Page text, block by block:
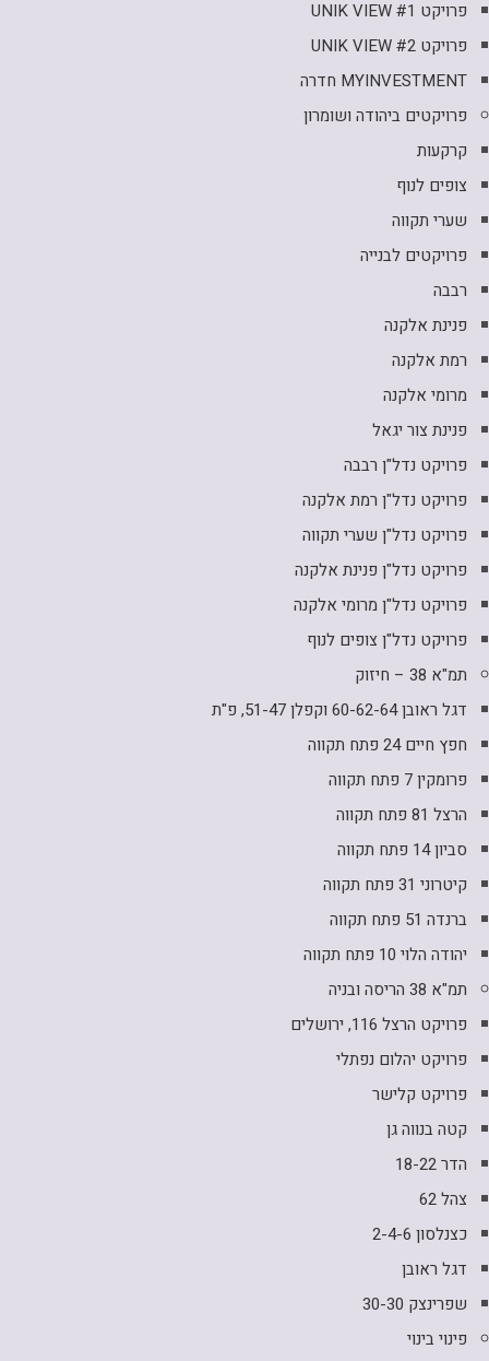
פרויקט UNIK VIEW #1
פרויקט UNIK VIEW #2
MYINVESTMENT חדרה
פרויקטים ביהודה ושומרון
קרקעות
צופים לנוף
שערי תקווה
פרויקטים לבנייה
רבבה
פנינת אלקנה
רמת אלקנה
מרומי אלקנה
פנינת צור יגאל
פרויקט נדל"ן רבבה
פרויקט נדל"ן רמת אלקנה
פרויקט נדל"ן שערי תקווה
פרויקט נדל"ן פנינת אלקנה
פרויקט נדל"ן מרומי אלקנה
פרויקט נדל"ן צופים לנוף
תמ"א 38 – חיזוק
דגל ראובן 60-62-64 וקפלן 51-47, פ"ת
חפץ חיים 24 פתח תקווה
פרומקין 7 פתח תקווה
הרצל 81 פתח תקווה
סביון 14 פתח תקווה
קיטרוני 31 פתח תקווה
ברנדה 51 פתח תקווה
יהודה הלוי 10 פתח תקווה
תמ"א 38 הריסה ובניה
פרויקט הרצל 116, ירושלים
פרויקט יהלום נפתלי
פרויקט קלישר
קטה בנווה גן
הדר 18-22
צהל 62
כצנלסון 2-4-6
דגל ראובן
שפרינצק 30-30
פינוי בינוי